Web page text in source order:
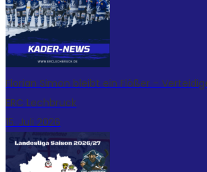
Florian Simon bleibt ein Flößer –
ERC Lechbruck
15. Juli 2026